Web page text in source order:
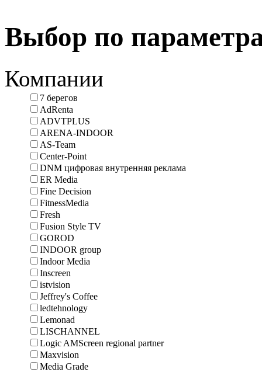
Выбор по
Компании
7 берегов
AdRenta
ADVTPLUS
ARENA-INDOOR
AS-Team
Center-Point
DNM цифровая внутренняя реклама
ER Media
Fine Decision
FitnessMedia
Fresh
Fusion Style TV
GOROD
INDOOR group
Indoor Media
Inscreen
istvision
Jeffrey's Coffee
ledtehnology
Lemonad
LISCHANNEL
Logic AMScreen regional partner
Maxvision
Media Grade